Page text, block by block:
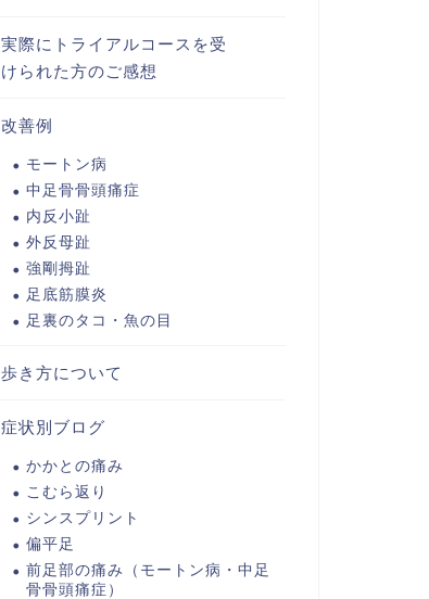
実際にトライアルコースを受
けられた方のご感想
改善例
モートン病
中足骨骨頭痛症
内反小趾
外反母趾
強剛拇趾
足底筋膜炎
足裏のタコ・魚の目
歩き方について
症状別ブログ
かかとの痛み
こむら返り
シンスプリント
偏平足
前足部の痛み（モートン病・中足
骨骨頭痛症）